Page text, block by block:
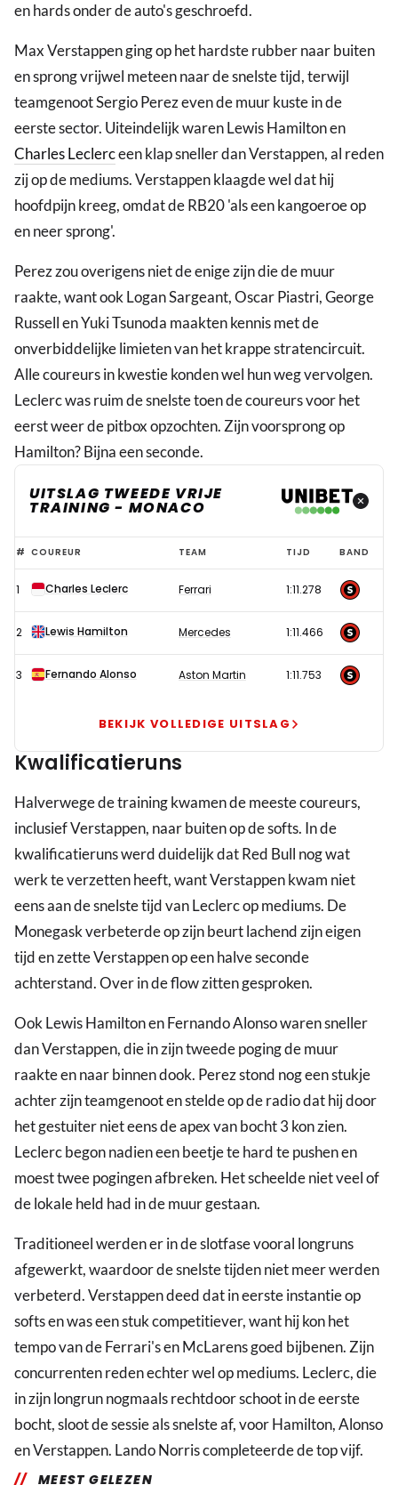
en hards onder de auto's geschroefd.
Max Verstappen ging op het hardste rubber naar buiten
en sprong vrijwel meteen naar de snelste tijd, terwijl
teamgenoot Sergio Perez even de muur kuste in de
eerste sector. Uiteindelijk waren Lewis Hamilton en
Charles Leclerceen klap sneller dan Verstappen, al reden
zij op de mediums. Verstappen klaagde wel dat hij
hoofdpijn kreeg, omdat de RB20 'als een kangoeroe op
en neer sprong'.
Perez zou overigens niet de enige zijn die de muur
raakte, want ook Logan Sargeant, Oscar Piastri, George
Russell en Yuki Tsunoda maakten kennis met de
onverbiddelijke limieten van het krappe stratencircuit.
Alle coureurs in kwestie konden wel hun weg vervolgen.
Leclerc was ruim de snelste toen de coureurs voor het
eerst weer de pitbox opzochten. Zijn voorsprong op
Hamilton? Bijna een seconde.
UITSLAG TWEEDE VRIJE
TRAINING - MONACO
Razendsnelle
Leclerc
zet
Verstappen
grote
tweede
training
Monaco
# COUREUR TEAM TIJD BAND
1 Charles Leclerc Ferrari 1:11.278
2 Lewis Hamilton Mercedes 1:11.466
3 Fernando Alonso Aston Martin 1:11.753
BEKIJK VOLLEDIGE UITSLAG
Kwalificatieruns
Halverwege de training kwamen de meeste coureurs,
inclusief Verstappen, naar buiten op de softs. In de
kwalificatieruns werd duidelijk dat Red Bull nog wat
werk te verzetten heeft, want Verstappen kwam niet
eens aan de snelste tijd van Leclerc op mediums. De
Monegask verbeterde op zijn beurt lachend zijn eigen
tijd en zette Verstappen op een halve seconde
achterstand. Over in de flow zitten gesproken.
Ook Lewis Hamilton en Fernando Alonso waren sneller
dan Verstappen, die in zijn tweede poging de muur
raakte en naar binnen dook. Perez stond nog een stukje
achter zijn teamgenoot en stelde op de radio dat hij door
het gestuiter niet eens de apex van bocht 3 kon zien.
Leclerc begon nadien een beetje te hard te pushen en
moest twee pogingen afbreken. Het scheelde niet veel of
de lokale held had in de muur gestaan.
Traditioneel werden er in de slotfase vooral longruns
afgewerkt, waardoor de snelste tijden niet meer werden
verbeterd. Verstappen deed dat in eerste instantie op
softs en was een stuk competitiever, want hij kon het
tempo van de Ferrari's en McLarens goed bijbenen. Zijn
concurrenten reden echter wel op mediums. Leclerc, die
in zijn longrun nogmaals rechtdoor schoot in de eerste
bocht, sloot de sessie als snelste af, voor Hamilton, Alonso
en Verstappen. Lando Norris completeerde de top vijf.
MEEST GELEZEN